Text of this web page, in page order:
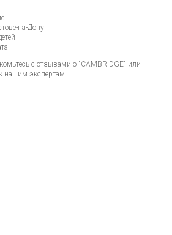
на-Дону
с отзывами о "CAMBRIDGE" или
нашим экспертам.